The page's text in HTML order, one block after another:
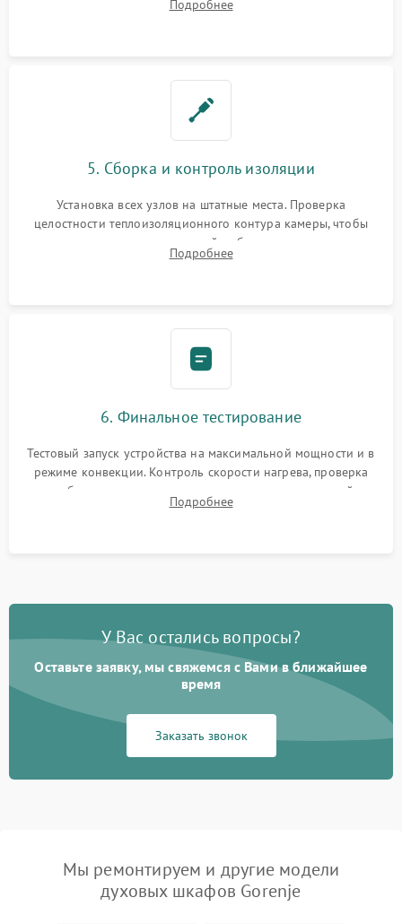
выгоревших реле, восстановление контактов и замена
Подробнее
5. Сборка и контроль изоляции
Установка всех узлов на штатные места. Проверка
целостности теплоизоляционного контура камеры, чтобы
исключить перегрев кухонной мебели и потерю тепла.
Надежная фиксация клемм и сборка корпуса шкафа.
Подробнее
6. Финальное тестирование
Тестовый запуск устройства на максимальной мощности и в
режиме конвекции. Контроль скорости нагрева, проверка
срабатывания термостата при достижении заданной
температуры и тест на отсутствие утечек тока.
Подробнее
У Вас остались вопросы?
Оставьте заявку, мы свяжемся с Вами в ближайшее
время
Заказать звонок
Мы ремонтируем и другие модели
духовых шкафов Gorenje